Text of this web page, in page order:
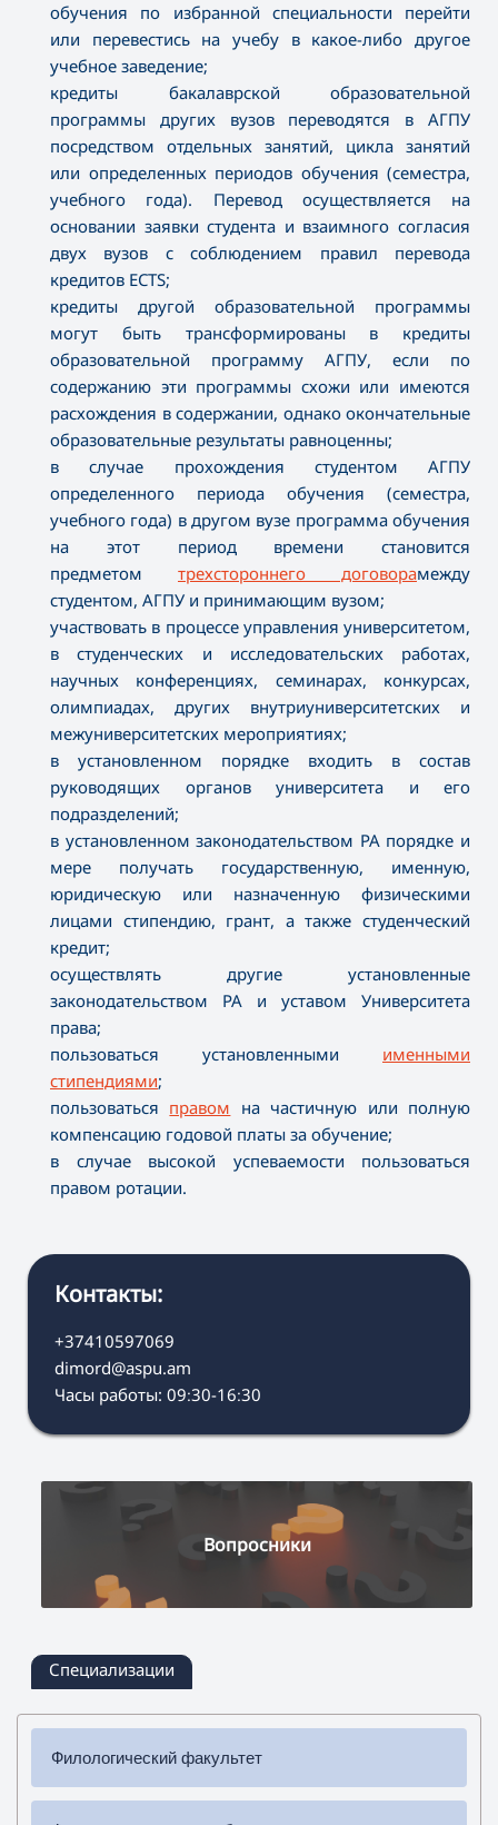
обучения по избранной специальности перейти
или перевестись на учебу в какое-либо другое
учебное заведение;
кредиты бакалаврской образовательной
программы других вузов переводятся в АГПУ
посредством отдельных занятий, цикла занятий
или определенных периодов обучения (семестра,
учебного года). Перевод осуществляется на
основании заявки студента и взаимного согласия
двух вузов с соблюдением правил перевода
кредитов ECTS;
кредиты другой образовательной программы
могут быть трансформированы в кредиты
образовательной программу АГПУ, если по
содержанию эти программы схожи или имеются
расхождения в содержании, однако окончательные
образовательные результаты равноценны;
в случае прохождения студентом АГПУ
определенного периода обучения (семестра,
учебного года) в другом вузе программа обучения
на этот период времени становится
предметом трехстороннего договорамежду
студентом, АГПУ и принимающим вузом;
участвовать в процессе управления университетом,
в студенческих и исследовательских работах,
научных конференциях, семинарах, конкурсах,
олимпиадах, других внутриуниверситетских и
межуниверситетских мероприятиях;
в установленном порядке входить в состав
руководящих органов университета и его
подразделений;
в установленном законодательством РА порядке и
мере получать государственную, именную,
юридическую или назначенную физическими
лицами стипендию, грант, а также студенческий
кредит;
осуществлять другие установленные
законодательством РА и уставом Университета
права;
пользоваться установленными именными
стипендиями;
пользоваться правом на частичную или полную
компенсацию годовой платы за обучение;
в случае высокой успеваемости пользоваться
правом ротации.
Контакты:
+37410597069
dimord@aspu.am
Часы работы: 09։30-16։30
Вопросники
Специализации
Филологический факультет